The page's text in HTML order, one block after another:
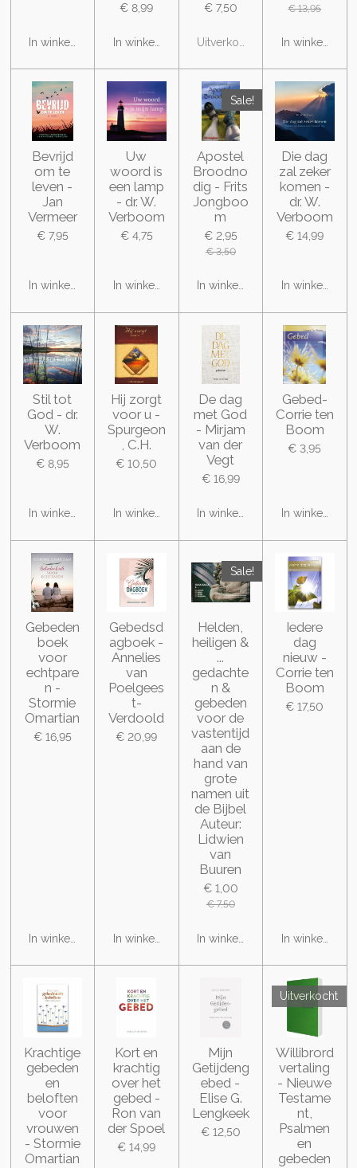
In winkelwagen
€ 8,99
In winkelwagen
€ 7,50
Uitverkocht
€ 13,95
In
Bevrijd
om te
leven -
Jan
Vermeer
€ 7,95
In winkelwagen
Uw
woord is
een lamp
- dr. W.
Verboom
€ 4,75
In winkelwagen
Sale!
Apostel
Broodno
dig - Frits
Jongboo
m
€ 2,95
€ 3,50
In winkelwagen
Die dag
zal zeker
komen -
dr. W.
Verboom
€ 14,99
In
Stil tot
God - dr.
W.
Verboom
€ 8,95
In winkelwagen
Hij zorgt
voor u -
Spurgeon
, C.H.
€ 10,50
In winkelwagen
De dag
met God
- Mirjam
van der
Vegt
€ 16,99
In winkelwagen
Gebed-
Corrie ten
Boom
€ 3,95
In
Gebeden
boek
voor
echtpare
n -
Stormie
Omartian
€ 16,95
In winkelwagen
Gebedsd
agboek -
Annelies
van
Poelgees
t-
Verdoold
€ 20,99
In winkelwagen
Sale!
Helden,
heiligen &
...
gedachte
n &
gebeden
voor de
vastentijd
aan de
hand van
grote
namen uit
de Bijbel
Auteur:
Lidwien
van
Buuren
€ 1,00
€ 7,50
In winkelwagen
Iedere
dag
nieuw -
Corrie ten
Boom
€ 17,50
In
Krachtige
gebeden
en
beloften
voor
vrouwen
- Stormie
Omartian
Kort en
krachtig
over het
gebed -
Ron van
der Spoel
€ 14,99
Mijn
Getijdeng
ebed -
Elise G.
Lengkeek
€ 12,50
Uitverkocht
Willibrord
vertaling
- Nieuwe
Testame
nt,
Psalmen
en
gebeden